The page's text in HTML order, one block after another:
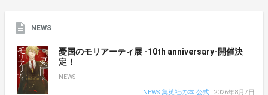
NEWS
憂国のモリアーティ展 -10th anniversary-開催決
定！
NEWS
NEWS 集英社の本 公式
2026年8月7日